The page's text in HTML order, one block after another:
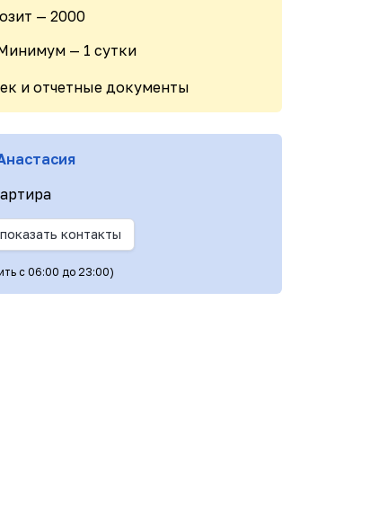
— 2000
— 1 сутки
и отчетные документы
показать контакты
с 06:00 до 23:00)